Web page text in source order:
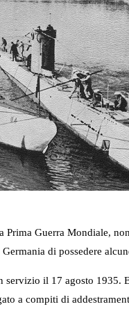
Guerra Mondiale,
di possedere
il 17 agosto 1935.
a compiti di